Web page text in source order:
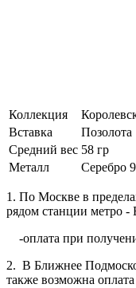
Коллекция
Вставка
Позолота
Средний вес 58 гр
Металл
Серебро
1. По Москве в
рядом станции
-оплата при
2. В Ближнее
также возможна